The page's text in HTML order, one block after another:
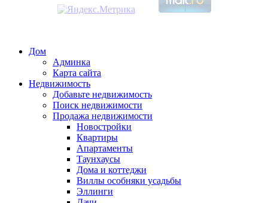
Дом
Админка
Карта сайта
Недвижимость
Добавьте недвижимость
Поиск недвижимости
Продажа недвижимости
Новостройки
Квартиры
Апартаменты
Таунхаусы
Дома и коттеджи
Виллы особняки усадьбы
Эллинги